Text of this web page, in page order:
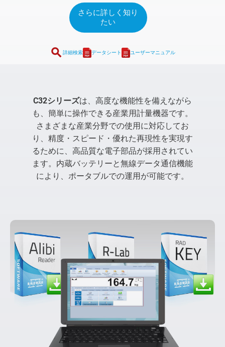
さらに詳しく知り
たい
search詳細検索 データシート ユーザーマニュアル
C32シリーズは、高度な機能性を備えながら
も、簡単に操作できる産業用計量機器です。
さまざまな産業分野での使用に対応してお
り、精度・スピード・優れた再現性を実現す
るために、高品質な電子部品が採用されてい
ます。内蔵バッテリーと無線データ通信機能
により、ポータブルでの運用が可能です。